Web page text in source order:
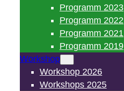
Programm 2023
Programm 2022
Programm 2021
Programm 2019
Workshop
Workshop 2026
Workshops 2025